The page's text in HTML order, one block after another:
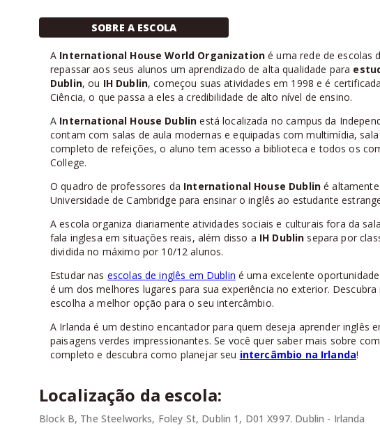
SOBRE A ESCOLA
A International House World Organization é uma rede de escolas
repassar aos seus alunos um aprendizado de alta qualidade para
Dublin, ou IH Dublin, começou suas atividades em 1998 e é
Ciência, o que passa a eles a credibilidade de alto nível de ensino.
A International House Dublin está localizada no campus da
contam com salas de aula modernas e equipadas com multimídia,
completo de refeições, o aluno tem acesso a biblioteca e todos os
College.
O quadro de professores da International House Dubliné altamente
Universidade de Cambridge para ensinar o inglês ao estudante
A escola organiza diariamente atividades sociais e culturais fora da
fala inglesa em situações reais, além disso a IH Dublin separa por
dividida no máximo por 10/12 alunos.
Estudar nas escolas de inglês em Dublin é uma excelente
é um dos melhores lugares para sua experiência no exterior.
escolha a melhor opção para o seu intercâmbio.
A Irlanda é um destino encantador para quem deseja aprender inglês
paisagens verdes impressionantes. Se você quer saber mais sobre
completo e descubra como planejar seu intercâmbio na Irlanda!
Localização da escola:
Block B, The Steelworks, Foley St, Dublin 1, D01 X997. Dublin - Irlanda